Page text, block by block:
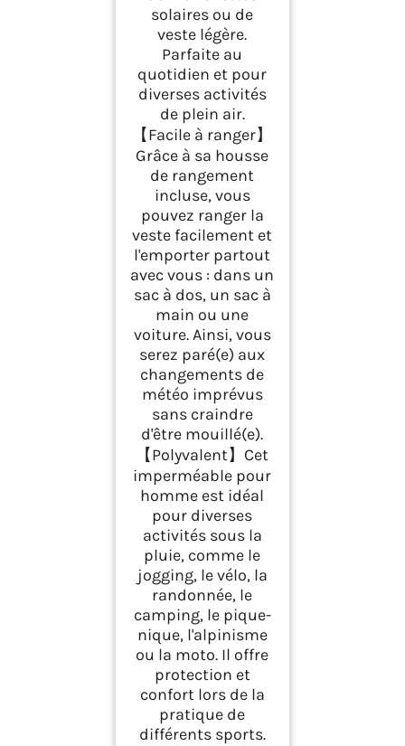
solaires ou de
veste légère.
Parfaite au
quotidien et pour
diverses activités
de plein air.
【Facile à ranger】
Grâce à sa housse
de rangement
incluse, vous
pouvez ranger la
veste facilement et
l'emporter partout
avec vous : dans un
sac à dos, un sac à
main ou une
voiture. Ainsi, vous
serez paré(e) aux
changements de
météo imprévus
sans craindre
d'être mouillé(e).
【Polyvalent】Cet
imperméable pour
homme est idéal
pour diverses
activités sous la
pluie, comme le
jogging, le vélo, la
randonnée, le
camping, le pique-
nique, l'alpinisme
ou la moto. Il offre
protection et
confort lors de la
pratique de
différents sports.